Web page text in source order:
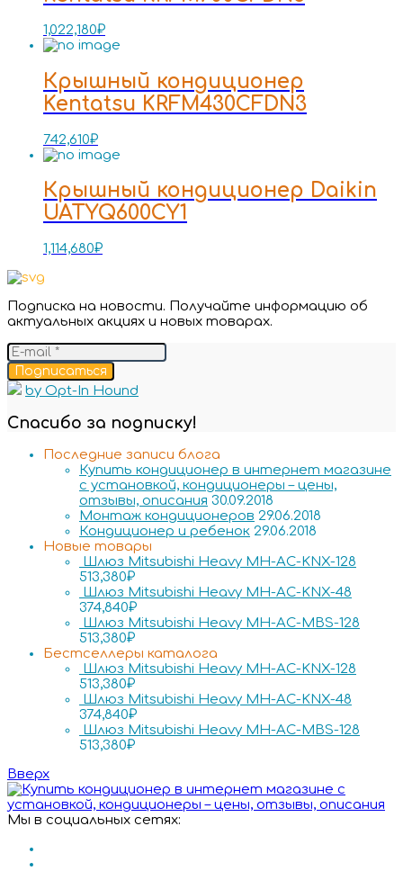
1,022,180₽
Крышный кондиционер
Kentatsu KRFM430CFDN3
742,610₽
Крышный кондиционер Daikin
UATYQ600CY1
1,114,680₽
Подписка на новости. Получайте информацию об
актуальных акциях и новых товарах.
Подписаться
by Opt-In Hound
Спасибо за подписку!
Последние записи блога
Купить кондиционер в интернет магазине
с установкой, кондиционеры – цены,
отзывы, описания 30.09.2018
Монтаж кондиционеров 29.06.2018
Кондиционер и ребенок 29.06.2018
Новые товары
Шлюз Mitsubishi Heavy MH-AC-KNX-128
513,380₽
Шлюз Mitsubishi Heavy MH-AC-KNX-48
374,840₽
Шлюз Mitsubishi Heavy MH-AC-MBS-128
513,380₽
Бестселлеры каталога
Шлюз Mitsubishi Heavy MH-AC-KNX-128
513,380₽
Шлюз Mitsubishi Heavy MH-AC-KNX-48
374,840₽
Шлюз Mitsubishi Heavy MH-AC-MBS-128
513,380₽
Вверх
Мы в социальных сетях: